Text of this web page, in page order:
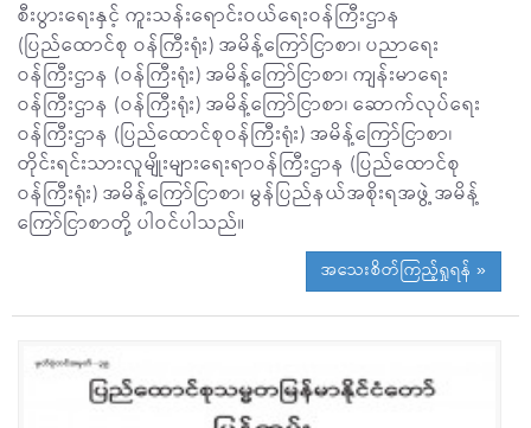
စီးပွားရေးနှင့် ကူးသန်းရောင်းဝယ်ရေးဝန်ကြီးဌာန
(ပြည်ထောင်စု ဝန်ကြီးရုံး) အမိန့်ကြော်ငြာစာ၊ ပညာရေး
ဝန်ကြီးဌာန (ဝန်ကြီးရုံး) အမိန့်ကြော်ငြာစာ၊ ကျန်းမာရေး
ဝန်ကြီးဌာန (ဝန်ကြီးရုံး) အမိန့်ကြော်ငြာစာ၊ ဆောက်လုပ်ရေး
ဝန်ကြီးဌာန (ပြည်ထောင်စုဝန်ကြီးရုံး) အမိန့်ကြော်ငြာစာ၊
တိုင်းရင်းသားလူမျိုးများရေးရာဝန်ကြီးဌာန (ပြည်ထောင်စု
ဝန်ကြီးရုံး) အမိန့်ကြော်ငြာစာ၊ မွန်ပြည်နယ်အစိုးရအဖွဲ့ အမိန့်
ကြော်ငြာစာတို့ ပါဝင်ပါသည်။
အသေးစိတ်ကြည့်ရှုရန် »